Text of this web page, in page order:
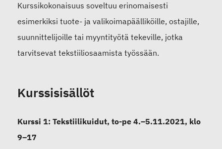
Kurssikokonaisuus soveltuu erinomaisesti
esimerkiksi tuote- ja valikoimapäälliköille, ostajille,
suunnittelijoille tai myyntityötä tekeville, jotka
tarvitsevat tekstiiliosaamista työssään.
Kurssisisällöt
Kurssi 1: Tekstiilikuidut, to-pe 4.–5.11.2021, klo
9–17